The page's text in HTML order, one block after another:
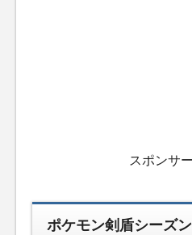
スポンサ
ポケモン剣盾シーズ